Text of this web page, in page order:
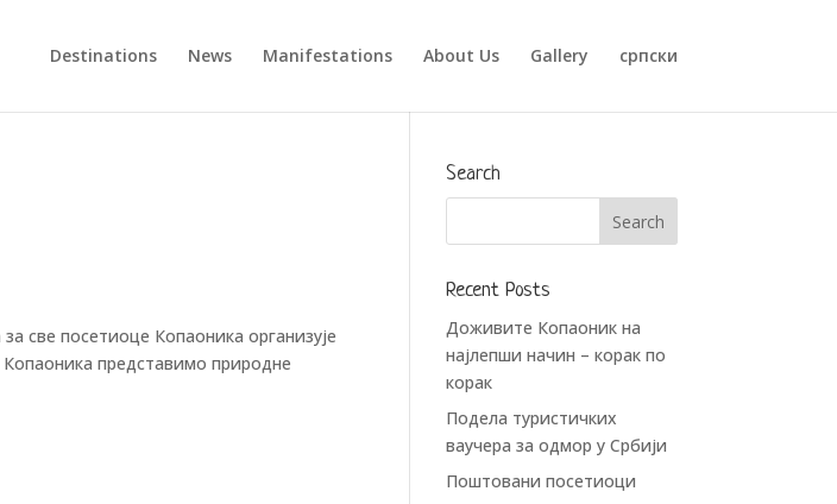
Destinations News Manifestations About Us Gallery српски
све посетиоце Копаоника организује
представимо природне
Search
Recent Posts
Доживите Копаоник на
најлепши начин – корак по
корак
Подела туристичких
ваучера за одмор у Србији
Поштовани посетиоци